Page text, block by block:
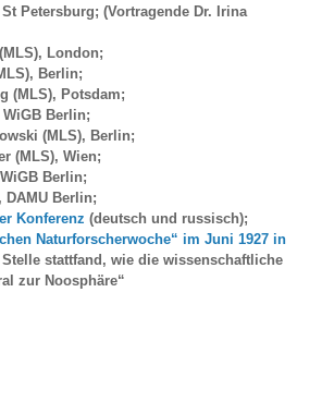
Petersburg; (Vortragende Dr. Irina
London;
Berlin;
(MLS), Potsdam;
Berlin;
(MLS), Berlin;
(MLS), Wien;
Berlin;
DAMU Berlin;
Konferenz(deutsch und russisch);
Naturforscherwoche“ im Juni 1927 in
stattfand, wie die wissenschaftliche
zur Noosphäre“